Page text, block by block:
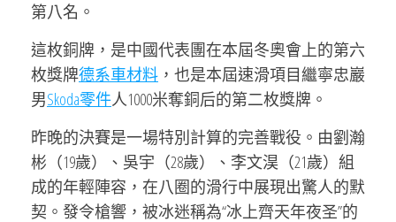
第八名。
這枚銅牌，是中國代表團在本屆冬奧會上的第六
枚獎牌德系車材料 ，也是本屆速滑項目繼寧忠巖
男Skoda零件人1000米奪銅后的第二枚獎牌。
昨晚的決賽是一場特別計算的完善戰役。由劉瀚
彬（19歲）、吳宇（28歲）、李文淏（21歲）組
成的年輕陣容，在八圈的滑行中展現出驚人的默
契。發令槍響，被冰迷稱為“冰上齊天年夜圣”的